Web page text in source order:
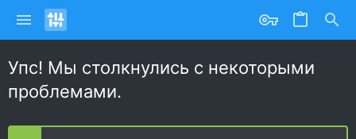
Упс! Мы столкнулись с некоторыми
проблемами.